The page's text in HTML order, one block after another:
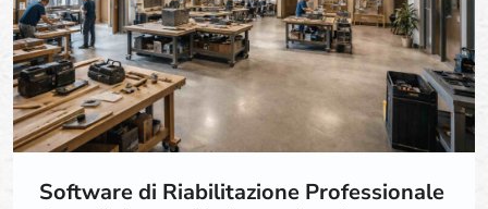
Software di Riabilitazione Professionale